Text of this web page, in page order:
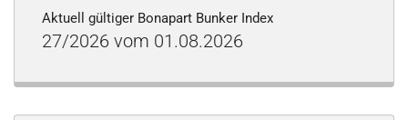
Aktuell gültiger Bonapart Bunker Index
27/2026 vom 01.08.2026